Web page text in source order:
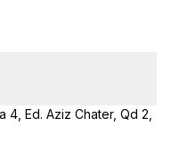
4, Ed. Aziz Chater, Qd 2,